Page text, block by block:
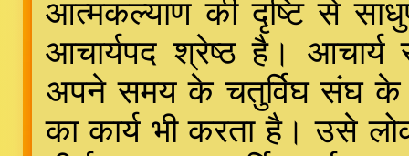
आत्मकल्याण की दृष्टि से
आचार्यपद श्रेष्ठ है। आचार्य
अपने समय के चतुर्विघ संघ के
का कार्य भी करता है। उसे